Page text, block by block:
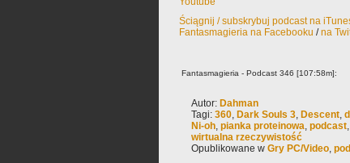
Ściągnij / subskrybuj podcast na
Fantasmagieria na Facebooku /na
Fantasmagieria - Podcast 346 [107:58m]:
Autor: Dahman
Tagi: 360, Dark Souls 3, Descent,
Ni-oh, pianka proteinowa, podcast,
wirtualna rzeczywistość
Opublikowane w Gry PC/Video,